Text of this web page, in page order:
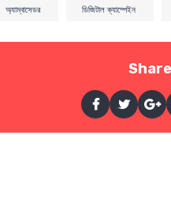
অ্যাম্বাসেডর ডিজিটাল ক্যাম্পেইন